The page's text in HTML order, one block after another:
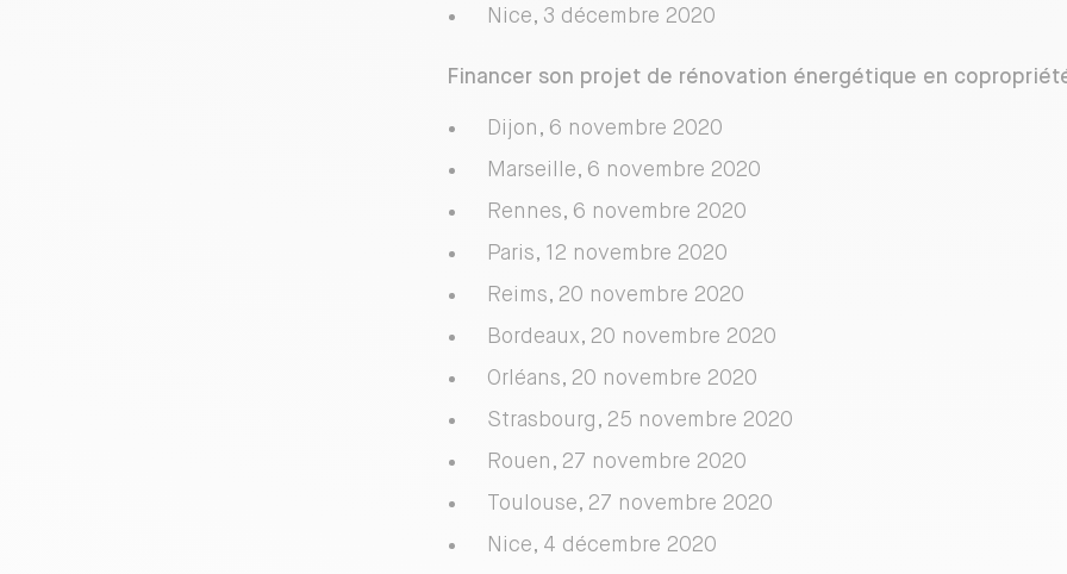
Nice, 3 décembre 2020
Financer son projet de rénovation énergétique en
Dijon, 6 novembre 2020
Marseille, 6 novembre 2020
Rennes, 6 novembre 2020
Paris, 12 novembre 2020
Reims, 20 novembre 2020
Bordeaux, 20 novembre 2020
Orléans, 20 novembre 2020
Strasbourg, 25 novembre 2020
Rouen, 27 novembre 2020
Toulouse, 27 novembre 2020
Nice, 4 décembre 2020